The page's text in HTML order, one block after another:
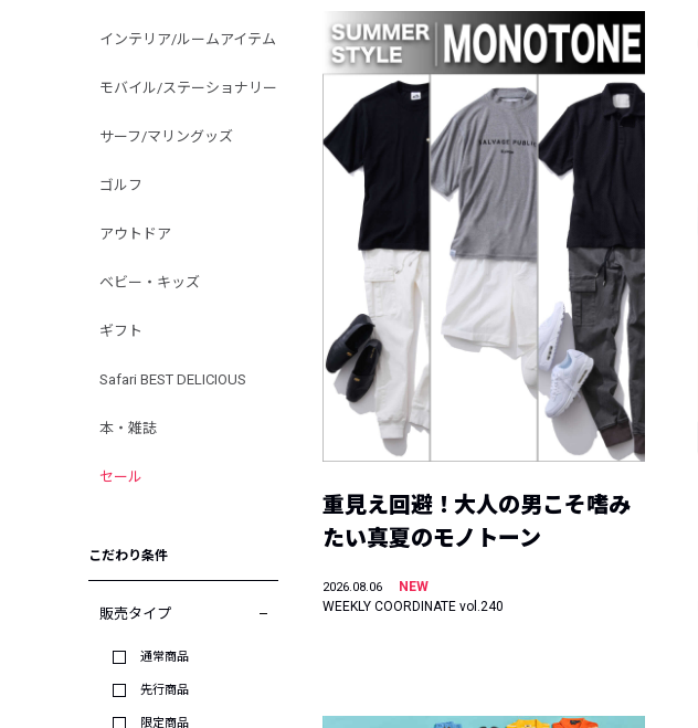
インテリア/ルームアイテム
モバイル/ステーショナリー
サーフ/マリングッズ
ゴルフ
アウトドア
ベビー・キッズ
ギフト
Safari BEST DELICIOUS
本・雑誌
セール
こだわり条件
販売タイプ
通常商品
先行商品
限定商品
重見え回避！大人の男こそ嗜み
たい真夏のモノトーン
2026.08.06
NEW
WEEKLY COORDINATE vol.240